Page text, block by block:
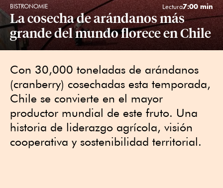
BISTRONOMIE Lectura7:00 min
La cosecha de arándanos más
grande del mundo florece en Chile
Con 30,000 toneladas de arándanos
(cranberry) cosechadas esta temporada,
Chile se convierte en el mayor
productor mundial de este fruto. Una
historia de liderazgo agrícola, visión
cooperativa y sostenibilidad territorial.